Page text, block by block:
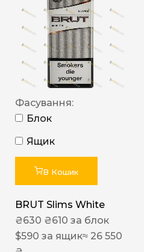
Фасування:
Блок
Ящик
В Кошик
BRUT Slims White
₴630 ₴610 за блок
$590 за ящик≈ 26 550